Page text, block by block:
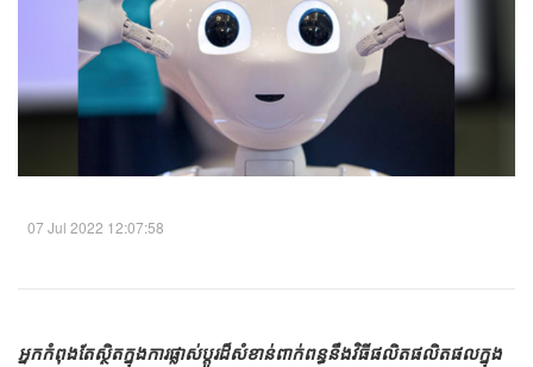
07 Jul 2022 12:07:58
អ្នកកំពុងតែស្ថិតក្នុងការផ្លាស់ប្ដូរដ៏សំខាន់ពាក់ពន្ធនឹងវិធីផលិតផលិតផលក្នុង